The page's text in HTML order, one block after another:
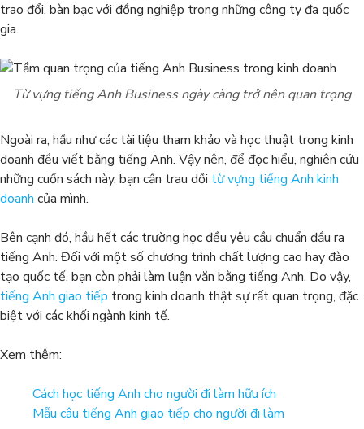
trao đổi, bàn bạc với đồng nghiệp trong những công ty đa quốc
gia.
Từ vựng tiếng Anh Business ngày càng trở nên quan trọng
Ngoài ra, hầu như các tài liệu tham khảo và học thuật trong kinh
doanh đều viết bằng tiếng Anh. Vậy nên, để đọc hiểu, nghiên cứu
những cuốn sách này, bạn cần trau dồi từ vựng tiếng Anh kinh
doanh của mình.
Bên cạnh đó, hầu hết các trường học đều yêu cầu chuẩn đầu ra
tiếng Anh. Đối với một số chương trình chất lượng cao hay đào
tạo quốc tế, bạn còn phải làm luận văn bằng tiếng Anh. Do vậy,
tiếng Anh giao tiếp trong kinh doanh thật sự rất quan trọng, đặc
biệt với các khối ngành kinh tế.
Xem thêm:
Cách học tiếng Anh cho người đi làm hữu ích
Mẫu câu tiếng Anh giao tiếp cho người đi làm